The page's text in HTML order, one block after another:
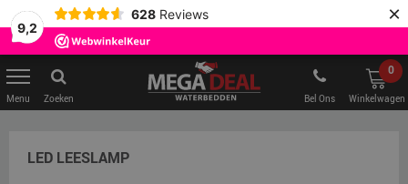
9,2
628 Reviews ×
Zoeken Bel Ons
0
Winkelwagen
LED LEESLAMP